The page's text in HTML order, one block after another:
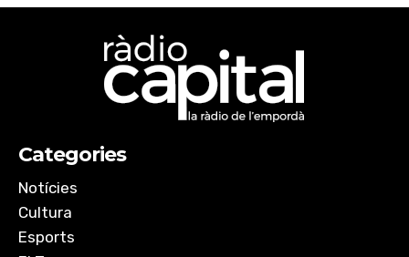
Categories
Notícies
Cultura
Esports